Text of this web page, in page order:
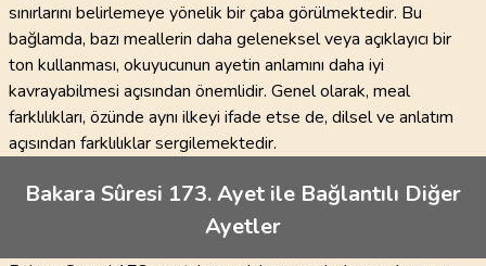
sınırlarını belirlemeye yönelik bir çaba görülmektedir. Bu
bağlamda, bazı meallerin daha geleneksel veya açıklayıcı bir
ton kullanması, okuyucunun ayetin anlamını daha iyi
kavrayabilmesi açısından önemlidir. Genel olarak, meal
farklılıkları, özünde aynı ilkeyi ifade etse de, dilsel ve anlatım
açısından farklılıklar sergilemektedir.
Bakara Sûresi 173. Ayet ile Bağlantılı Diğer
Ayetler